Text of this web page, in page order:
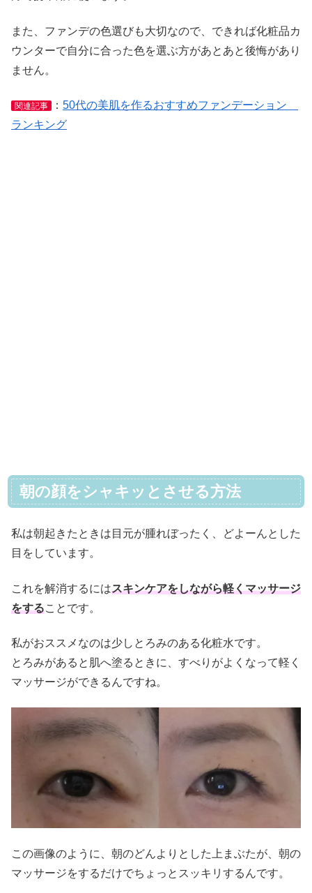
また、ファンデの色選びも大切なので、できれば化粧品カ
ウンターで自分に合った色を選ぶ方があとあと後悔があり
ません。
関連記事 ： 50代の美肌を作るおすすめファンデーション
ランキング
朝の顔をシャキッとさせる方法
私は朝起きたときは目元が腫れぼったく、どよーんとした
目をしています。
これを解消するにはスキンケアをしながら軽くマッサージ
をすることです。
私がおススメなのは少しとろみのある化粧水です。
とろみがあると肌へ塗るときに、すべりがよくなって軽く
マッサージができるんですね。
この画像のように、朝のどんよりとした上まぶたが、朝の
マッサージをするだけでちょっとスッキリするんです。